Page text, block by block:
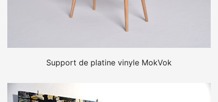
Support de platine vinyle MokVok